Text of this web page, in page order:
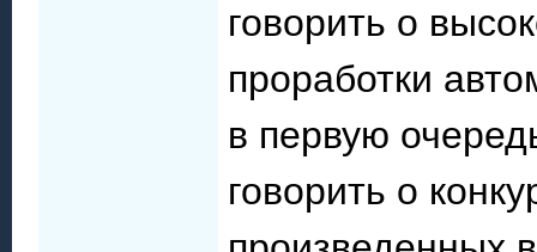
говорить о
проработки
в первую
говорить о